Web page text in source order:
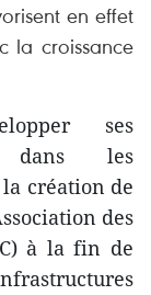
en effet
la croissance
ses
dans les
création de
des
à la fin de